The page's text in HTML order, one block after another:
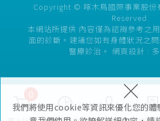
我們將使用cookie等資訊來優化您的體
×
Copyright © 啄木鳥國際事業股份
Reserved.
本網站所提供 內容僅為諮詢參考之
面的診斷。建議您如有身體狀況之
醫療診治。 網頁設計 :
0